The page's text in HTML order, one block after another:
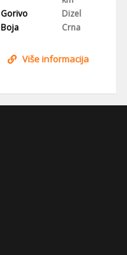
Gorivo
Dizel
Boja
Crna
Više informacija